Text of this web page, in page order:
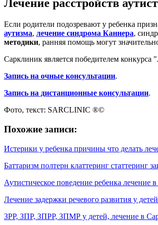
Лечение расстройств
Если родители подозревают у ребенка
аутизма, лечение синдрома Каннера,
методики, ранняя помощь могут
Сарклиник является победителем
Запись на очные консультации.
Запись на дистанционные консультации.
Фото, текст: SARCLINIC ®©
Похожие записи:
Истерики у ребенка причины что делать
Баттаризм полтерн клаттеринг статтеринг
Аутистическое поведение ребенка лечение
Лечение задержки речевого развития у
ЗРР, ЗПР, ЗПРР, ЗПМР у детей, лечение в